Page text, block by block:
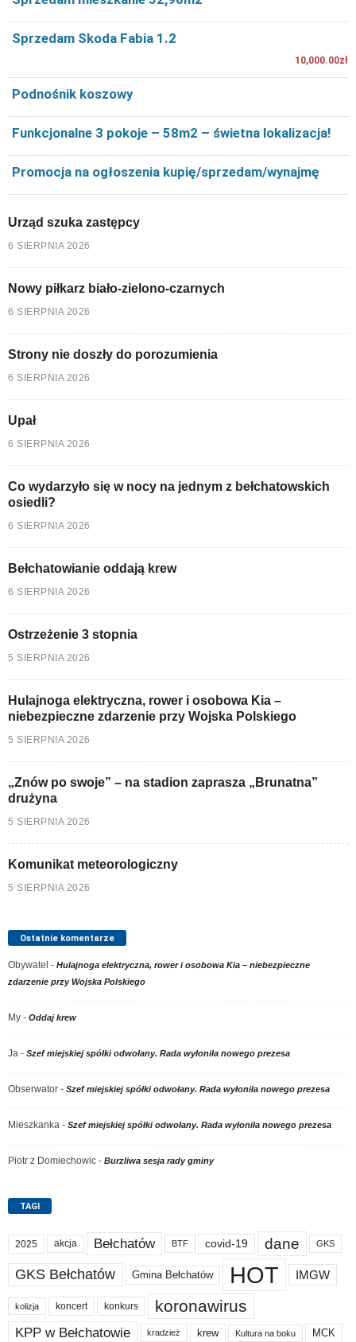
Sprzedam Skoda Fabia 1.2
10,000.00zł
Podnośnik koszowy
Funkcjonalne 3 pokoje – 58m2 – świetna lokalizacja!
Promocja na ogłoszenia kupię/sprzedam/wynajmę
Urząd szuka zastępcy
6 SIERPNIA 2026
Nowy piłkarz biało-zielono-czarnych
6 SIERPNIA 2026
Strony nie doszły do porozumienia
6 SIERPNIA 2026
Upał
6 SIERPNIA 2026
Co wydarzyło się w nocy na jednym z bełchatowskich
osiedli?
6 SIERPNIA 2026
Bełchatowianie oddają krew
6 SIERPNIA 2026
Ostrzeżenie 3 stopnia
5 SIERPNIA 2026
Hulajnoga elektryczna, rower i osobowa Kia –
niebezpieczne zdarzenie przy Wojska Polskiego
5 SIERPNIA 2026
„Znów po swoje” – na stadion zaprasza „Brunatna”
drużyna
5 SIERPNIA 2026
Komunikat meteorologiczny
5 SIERPNIA 2026
Ostatnie komentarze
Obywatel - Hulajnoga elektryczna, rower i osobowa Kia – niebezpieczne
zdarzenie przy Wojska Polskiego
My - Oddaj krew
Ja - Szef miejskiej spółki odwołany. Rada wyłoniła nowego prezesa
Obserwator - Szef miejskiej spółki odwołany. Rada wyłoniła nowego prezesa
Mieszkanka - Szef miejskiej spółki odwołany. Rada wyłoniła nowego prezesa
Piotr z Domiechowic - Burzliwa sesja rady gminy
TAGI
2025 akcja Bełchatów BTF covid-19 dane GKS
GKS Bełchatów Gmina Bełchatów HOT IMGW
kolizja koncert konkurs koronawirus
KPP w Bełchatowie kradzież krew Kultura na boku MCK